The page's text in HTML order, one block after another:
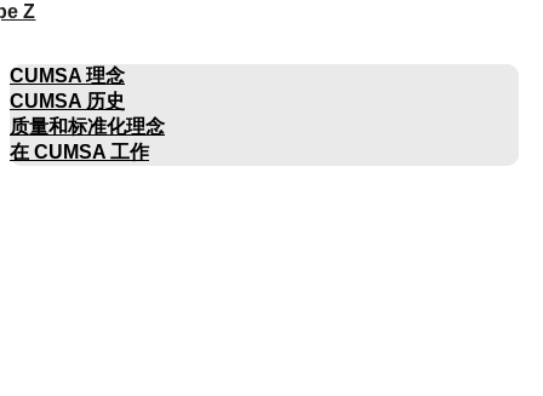
Z
CUMSA 理念
CUMSA 历史
质量和标准化理念
在 CUMSA 工作